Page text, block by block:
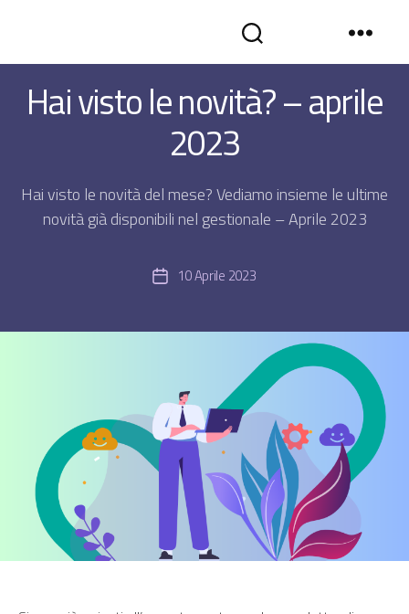
BLOG
-
in
cloud
Hai visto le novità? – aprile
2023
Hai visto le novità del mese? Vediamo insieme le ultime
novità già disponibili nel gestionale – Aprile 2023
Data10 Aprile 2023